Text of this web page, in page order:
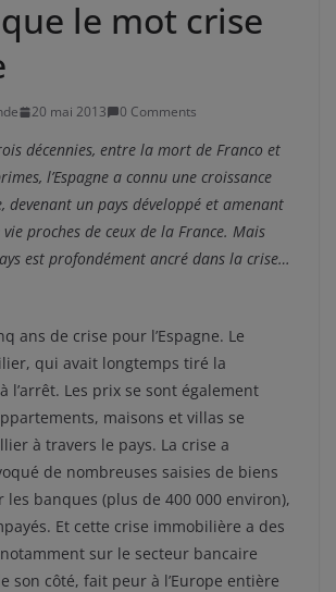
le mot crise
20 mai 2013 0 Comments
décennies, entre la mort de Franco et
l’Espagne a connu une croissance
devenant un pays développé et amenant
proches de ceux de la France. Mais
est profondément ancré dans la crise…
ans de crise pour l’Espagne. Le
qui avait longtemps tiré la
l’arrêt. Les prix se sont également
maisons et villas se
à travers le pays. La crise a
de nombreuses saisies de biens
banques (plus de 400 000 environ),
Et cette crise immobilière a des
sur le secteur bancaire
son côté, fait peur à l’Europe entière